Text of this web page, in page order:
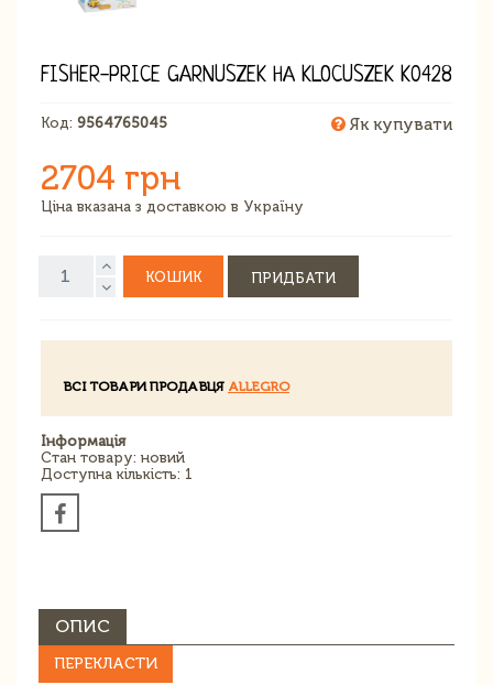
FISHER-PRICE GARNUSZEK НА KLOCUSZEK K0428
Код: 9564765045 Як купувати
2704 грн
Ціна вказана з доставкою в Україну
КОШИК ПРИДБАТИ
ВСІ ТОВАРИ ПРОДАВЦЯ ALLEGRO
Інформація
Стан товару: новий
Доступна кількість: 1
ОПИС
ПЕРЕКЛАСТИ